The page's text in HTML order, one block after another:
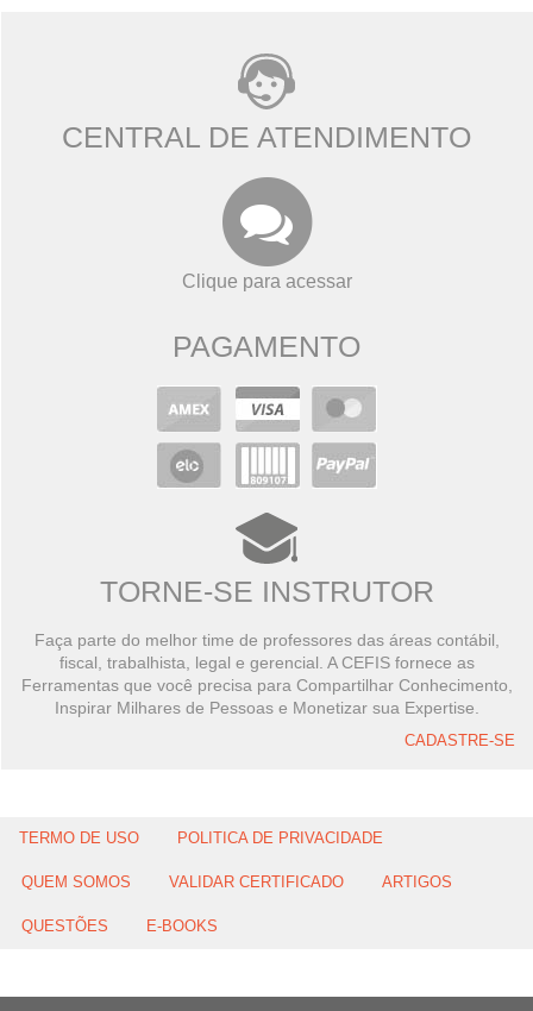
CENTRAL DE ATENDIMENTO
Clique para acessar
PAGAMENTO
TORNE-SE INSTRUTOR
Faça parte do melhor time de professores das áreas contábil,
fiscal, trabalhista, legal e gerencial. A CEFIS fornece as
Ferramentas que você precisa para Compartilhar Conhecimento,
Inspirar Milhares de Pessoas e Monetizar sua Expertise.
CADASTRE-SE
TERMO DE USO POLITICA DE PRIVACIDADE
QUEM SOMOS VALIDAR CERTIFICADO ARTIGOS
QUESTÕES E-BOOKS